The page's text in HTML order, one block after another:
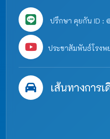
ปรึกษา คุยกัน ID :
ประชาสัมพันธ์โรงพ
เส้นทางการ